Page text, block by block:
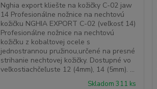
Nghia export kliešte na kožičky C-02 jaw
14 Profesionálne nožnice na nechtovú
kožičku NGHIA EXPORT C-02 (veľkosť 14)
Profesionálne nožnice na nechtovú
kožičku z kobaltovej ocele s
jednostrannou pružinou,určené na presné
strihanie nechtovej kožičky. Dostupné vo
veľkostiachčeľuste 12 (4mm), 14 (5mm). ...
Skladom 311 ks